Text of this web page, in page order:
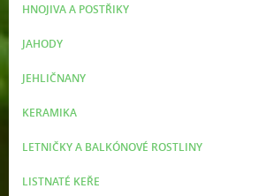
HNOJIVA A POSTŘIKY
JAHODY
JEHLIČNANY
KERAMIKA
LETNIČKY A BALKÓNOVÉ ROSTLINY
LISTNATÉ KEŘE